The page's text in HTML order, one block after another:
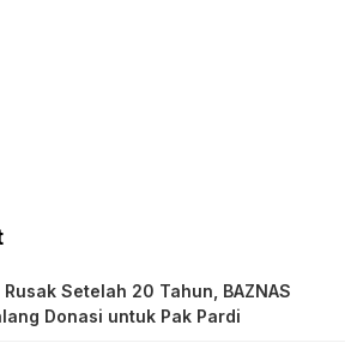
Setelah 20 Tahun, BAZNAS
Donasi untuk Pak Pardi